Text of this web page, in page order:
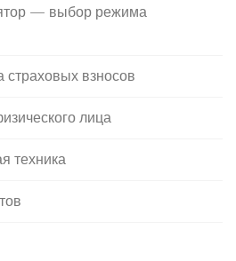
— выбор режима
страховых взносов
лица
техника